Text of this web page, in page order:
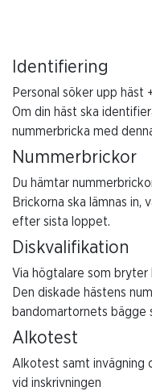
Identifiering
Personal söker upp häst
Om din häst ska
nummerbricka med
Nummerbrickor
Du hämtar
Brickorna ska lämnas in,
efter sista loppet.
Diskvalifikation
Via högtalare som
Den diskade hästens
bandomartornets bägge
Alkotest
Alkotest samt invägning
vid inskrivningen